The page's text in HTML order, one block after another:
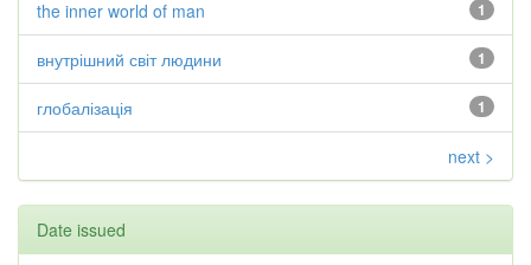
1
the inner world of man
1
внутрішний світ людини
1
глобалізація
next >
Date issued